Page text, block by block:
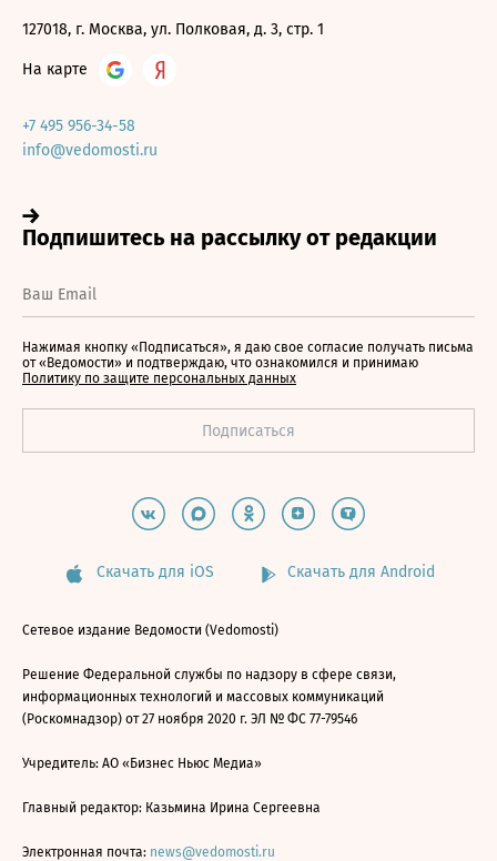
127018, г. Москва, ул. Полковая, д. 3, стр. 1
На карте
+7 495 956-34-58
info@vedomosti.ru
Нажимая кнопку «Подписаться», я даю свое согласие получать письма
от «Ведомости» и подтверждаю, что ознакомился и принимаю
Политику по защите персональных данных
Скачать для iOS Скачать для Android
Сетевое издание Ведомости (Vedomosti)
Решение Федеральной службы по надзору в сфере связи,
информационных технологий и массовых коммуникаций
(Роскомнадзор) от 27 ноября 2020 г. ЭЛ № ФС 77-79546
Учредитель: АО «Бизнес Ньюс Медиа»
Главный редактор: Казьмина Ирина Сергеевна
Электронная почта: news@vedomosti.ru